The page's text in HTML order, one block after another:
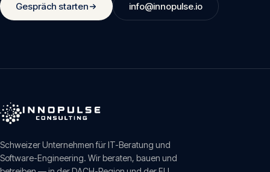
Gespräch starten info@innopulse.io
Schweizer Unternehmen für IT-Beratung und
Software-Engineering. Wir beraten, bauen und